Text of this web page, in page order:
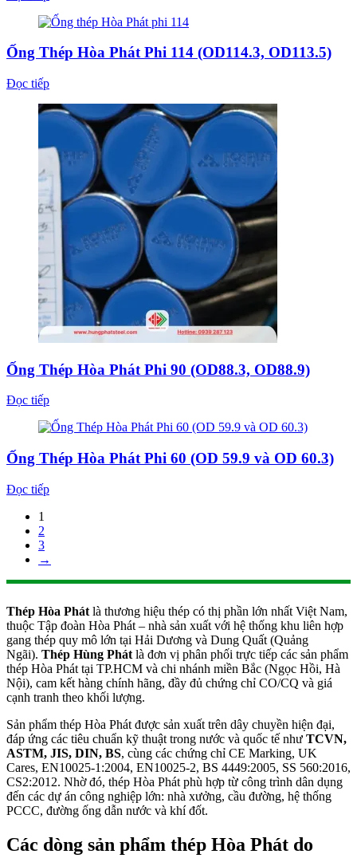
Ống Thép Hòa Phát Phi 90 (OD88.3, OD88.9)
Đọc tiếp
Ống Thép Hòa Phát Phi 60 (OD 59.9 và OD 60.3)
1
2
3
→
thuộc Tập đoàn Hòa Phát – nhà sản xuất với hệ thống khu liên hợp
Ngãi).Thép Hùng Phátlà đơn vị phân phối trực tiếp các sản phẩm
Nội), cam kết hàng chính hãng, đầy đủ chứng chỉ CO/CQ và giá
cạnh tranh theo khối lượng.
Sản phẩm thép Hòa Phát được sản xuất trên dây chuyền hiện đại,
đáp ứng các tiêu chuẩn kỹ thuật trong nước và quốc tế như
ASTM, JIS, DIN, BS
Cares, EN10025-1:2004, EN10025-2, BS 4449:2005, SS 560:2016,
CS2:2012. Nhờ đó, thép Hòa Phát phù hợp từ công trình dân dụng
đến các dự án công nghiệp lớn: nhà xưởng, cầu đường, hệ thống
PCCC, đường ống dẫn nước và khí đốt.
Các dòng sản phẩm thép Hòa Phát do
Hùng Phát phân phối
1. Thép hộp Hòa Phát
Thép hộp đen và thép hộp mạ kẽm Hòa Phát có độ bền cao, mối
hàn đều, dung sai ổn định, dùng phổ biến trong kết cấu nhà xưởng,
khung mái, cầu đường và cơ khí chế tạo. Các dòng bán chạy nhất:
Thép hộp mạ kẽm vuông Hòa Phát
Thép hộp mạ kẽm chữ nhật Hòa Phát
Thép hộp đen vuông Hòa Phát
Thép hộp đen chữ nhật Hòa Phát